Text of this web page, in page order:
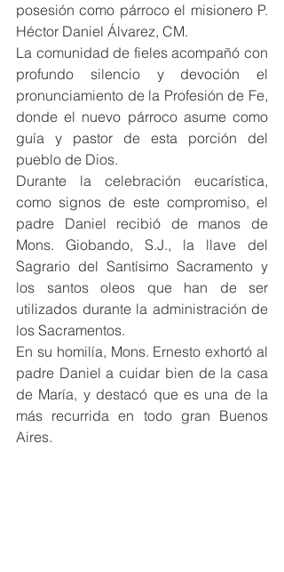
posesión como párroco el misionero P.
Héctor Daniel Álvarez, CM.
La comunidad de fieles acompañó con
profundo silencio y devoción el
pronunciamiento de la Profesión de Fe,
donde el nuevo párroco asume como
guía y pastor de esta porción del
pueblo de Dios.
Durante la celebración eucarística,
como signos de este compromiso, el
padre Daniel recibió de manos de
Mons. Giobando, S.J., la llave del
Sagrario del Santísimo Sacramento y
los santos oleos que han de ser
utilizados durante la administración de
los Sacramentos.
En su homilía, Mons. Ernesto exhortó al
padre Daniel a cuidar bien de la casa
de María, y destacó que es una de la
más recurrida en todo gran Buenos
Aires.